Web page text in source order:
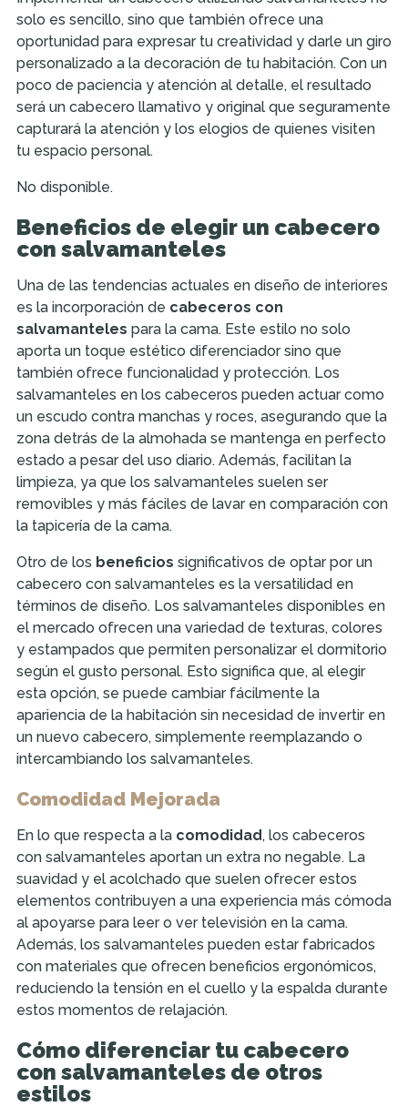
solo es sencillo, sino que también ofrece una
oportunidad para expresar tu creatividad y darle un giro
personalizado a la decoración de tu habitación. Con un
poco de paciencia y atención al detalle, el resultado
será un cabecero llamativo y original que seguramente
capturará la atención y los elogios de quienes visiten
tu espacio personal.
No disponible.
Beneficios de elegir un cabecero
con salvamanteles
Una de las tendencias actuales en diseño de interiores
es la incorporación de cabeceros con
salvamanteles para la cama. Este estilo no solo
aporta un toque estético diferenciador sino que
también ofrece funcionalidad y protección. Los
salvamanteles en los cabeceros pueden actuar como
un escudo contra manchas y roces, asegurando que la
zona detrás de la almohada se mantenga en perfecto
estado a pesar del uso diario. Además, facilitan la
limpieza, ya que los salvamanteles suelen ser
removibles y más fáciles de lavar en comparación con
la tapicería de la cama.
Otro de los beneficios significativos de optar por un
cabecero con salvamanteles es la versatilidad en
términos de diseño. Los salvamanteles disponibles en
el mercado ofrecen una variedad de texturas, colores
y estampados que permiten personalizar el dormitorio
según el gusto personal. Esto significa que, al elegir
esta opción, se puede cambiar fácilmente la
apariencia de la habitación sin necesidad de invertir en
un nuevo cabecero, simplemente reemplazando o
intercambiando los salvamanteles.
Comodidad Mejorada
En lo que respecta a la comodidad, los cabeceros
con salvamanteles aportan un extra no negable. La
suavidad y el acolchado que suelen ofrecer estos
elementos contribuyen a una experiencia más cómoda
al apoyarse para leer o ver televisión en la cama.
Además, los salvamanteles pueden estar fabricados
con materiales que ofrecen beneficios ergonómicos,
reduciendo la tensión en el cuello y la espalda durante
estos momentos de relajación.
Cómo diferenciar tu cabecero
con salvamanteles de otros
estilos